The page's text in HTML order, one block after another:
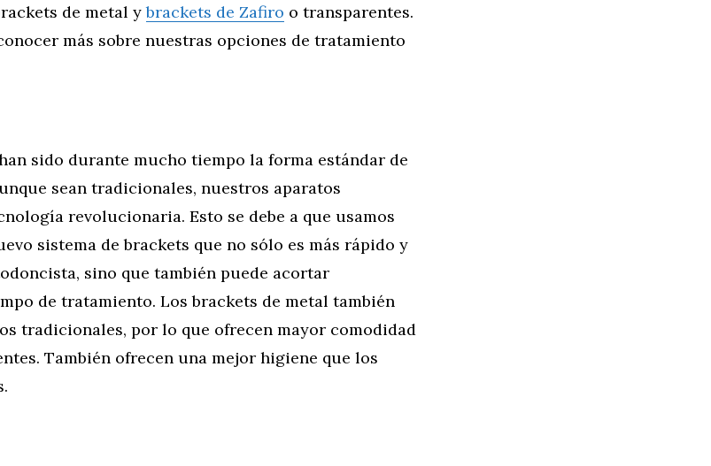
de metal ybrackets de Zafiro o transparentes.
más sobre nuestras opciones de tratamiento
sido durante mucho tiempo la forma estándar de
sean tradicionales, nuestros aparatos
revolucionaria. Esto se debe a que usamos
sistema de brackets que no sólo es más rápido y
sino que también puede acortar
de tratamiento. Los brackets de metal también
tradicionales, por lo que ofrecen mayor comodidad
También ofrecen una mejor higiene que los